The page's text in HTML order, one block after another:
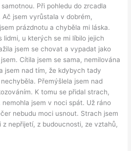
Při pohledu do zrcadla
Ač jsem vyrůstala v dobrém,
prázdnotu a chyběla mi láska.
lidmi, u kterých se mi líbilo jejich
jsem se chovat a vypadat jako
Cítila jsem se sama, nemilována
jsem nad tím, že kdybych tady
Přemýšlela jsem nad
K tomu se přidal strach,
jsem v noci spát. Už ráno
nebudu moci usnout. Strach jsem
z nepřijetí, z budoucnosti, ze vztahů,